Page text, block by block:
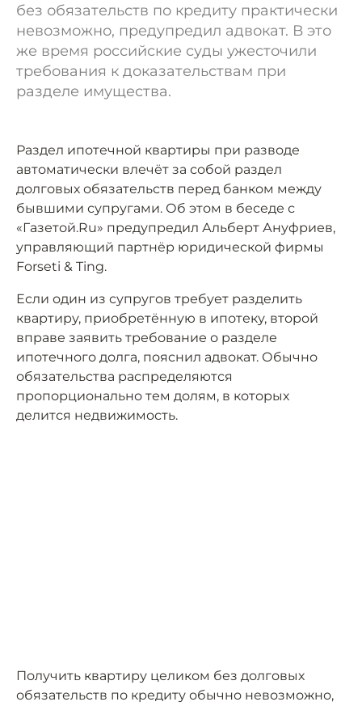
без обязательств по кредиту практически
невозможно, предупредил адвокат. В это
же время российские суды ужесточили
требования к доказательствам при
разделе имущества.
Раздел ипотечной квартиры при разводе
автоматически влечёт за собой раздел
долговых обязательств перед банком между
бывшими супругами. Об этом в беседе с
«Газетой.Ru» предупредил Альберт Ануфриев,
управляющий партнёр юридической фирмы
Forseti & Ting.
Если один из супругов требует разделить
квартиру, приобретённую в ипотеку, второй
вправе заявить требование о разделе
ипотечного долга, пояснил адвокат. Обычно
обязательства распределяются
пропорционально тем долям, в которых
делится недвижимость.
Получить квартиру целиком без долговых
обязательств по кредиту обычно невозможно,